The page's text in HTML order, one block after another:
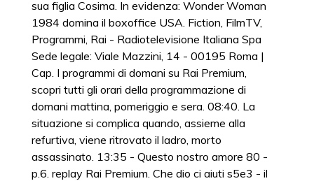
sua figlia Cosima. In evidenza: Wonder Woman
1984 domina il boxoffice USA. Fiction, FilmTV,
Programmi, Rai - Radiotelevisione Italiana Spa
Sede legale: Viale Mazzini, 14 - 00195 Roma |
Cap. I programmi di domani su Rai Premium,
scopri tutti gli orari della programmazione di
domani mattina, pomeriggio e sera. 08:40. La
situazione si complica quando, assieme alla
refurtiva, viene ritrovato il ladro, morto
assassinato. 13:35 - Questo nostro amore 80 -
p.6. replay Rai Premium. Che dio ci aiuti s5e3 - il